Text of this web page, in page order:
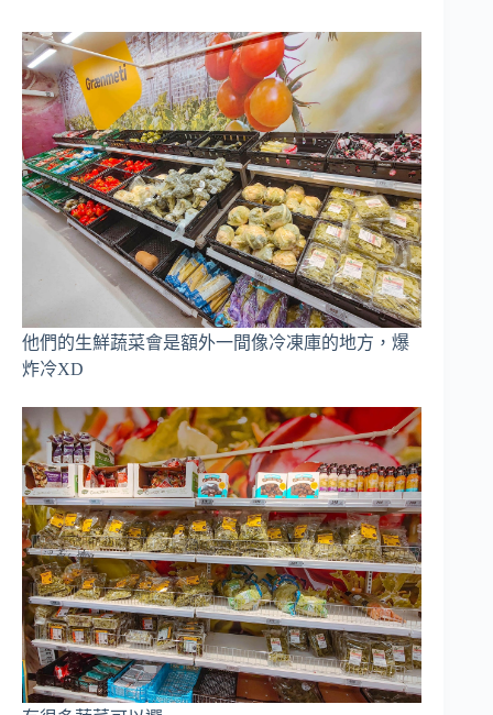
他們的生鮮蔬菜會是額外一間像冷凍庫的地方，爆
炸冷XD